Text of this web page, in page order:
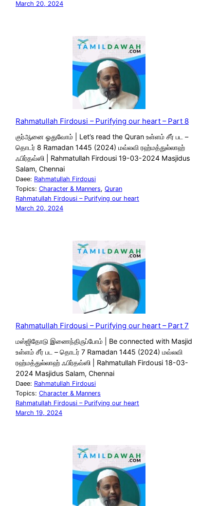
March 20, 2024
Rahmatullah Firdousi – Purifying our heart – Part 8
குர்ஆனை ஓதுவோம் | Let’s read the Quran உள்ளம் சீர் பட –
தொடர் 8 Ramadan 1445 (2024) மவ்லவி ரஹ்மத்துல்லாஹ்
ஃபிர்தவ்ஸி | Rahmatullah Firdousi 19-03-2024 Masjidus
Salam, Chennai
Daee: Rahmatullah Firdousi
Topics: Character & Manners, Quran
Rahmatullah Firdousi – Purifying our heart
March 20, 2024
Rahmatullah Firdousi – Purifying our heart – Part 7
மஸ்ஜிதோடு இணைந்திருப்போம் | Be connected with Masjid
உள்ளம் சீர் பட – தொடர் 7 Ramadan 1445 (2024) மவ்லவி
ரஹ்மத்துல்லாஹ் ஃபிர்தவ்ஸி | Rahmatullah Firdousi 18-03-
2024 Masjidus Salam, Chennai
Daee: Rahmatullah Firdousi
Topics: Character & Manners
Rahmatullah Firdousi – Purifying our heart
March 19, 2024